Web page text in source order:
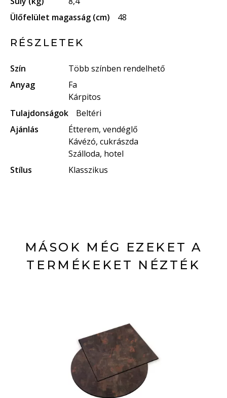
Ülőfelület magasság (cm)
48
RÉSZLETEK
Szín
Több színben rendelhető
Anyag
Fa
Kárpitos
Tulajdonságok
Beltéri
Ajánlás
Étterem, vendéglő
Kávézó, cukrászda
Szálloda, hotel
Stílus
Klasszikus
MÁSOK MÉG EZEKET A
TERMÉKEKET NÉZTÉK